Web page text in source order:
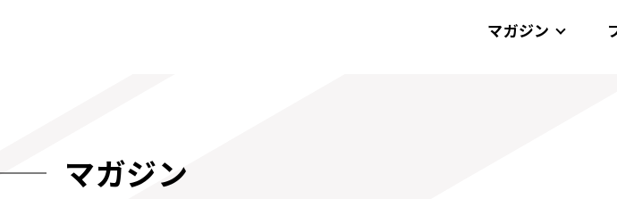
マガジン
マガジン